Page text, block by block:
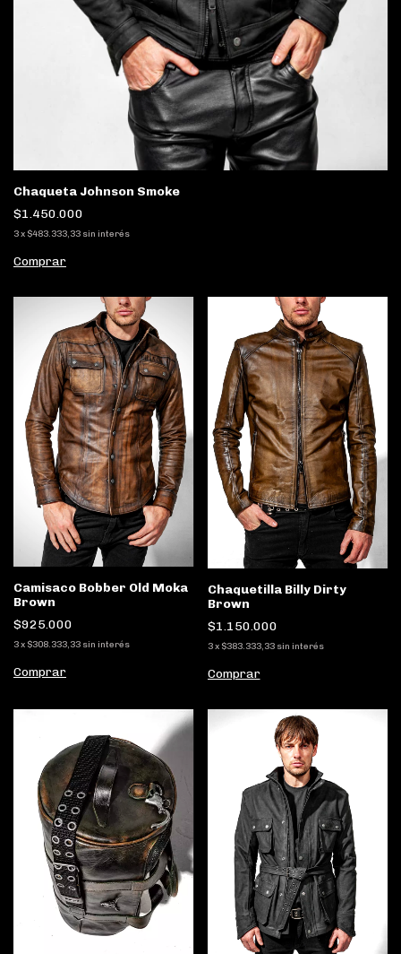
Chaqueta Johnson Smoke
$1.450.000
3x $483.333,33 sin interés
Comprar
Camisaco Bobber Old Moka
Brown
$925.000
3x $308.333,33 sin interés
Comprar
Chaquetilla Billy Dirty
Brown
$1.150.000
3 x $383.333,33 sin interés
Comprar